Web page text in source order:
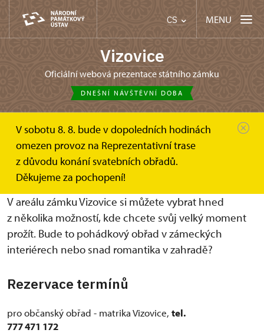
CS MENU
Vizovice
oficiální webová prezentace státního zámku
DNEŠNÍ NÁVŠTĚVNÍ DOBA
V sobotu 8. 8. bude v dopoledních hodinách
omezen provoz na Reprezentativní trase
z důvodu konání svatebních obřadů.
Děkujeme za pochopení!
Zámek Vizovice Svatební obřady
Svatební obřady
V areálu zámku Vizovice si můžete vybrat hned
z několika možností, kde chcete svůj velký moment
prožít. Bude to pohádkový obřad v zámeckých
interiérech nebo snad romantika v zahradě?
Rezervace termínů
pro občanský obřad - matrika Vizovice, tel.
777 471 172